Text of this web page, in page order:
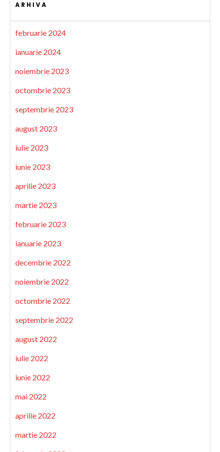
ARHIVA
februarie 2024
ianuarie 2024
noiembrie 2023
octombrie 2023
septembrie 2023
august 2023
iulie 2023
iunie 2023
aprilie 2023
martie 2023
februarie 2023
ianuarie 2023
decembrie 2022
noiembrie 2022
octombrie 2022
septembrie 2022
august 2022
iulie 2022
iunie 2022
mai 2022
aprilie 2022
martie 2022